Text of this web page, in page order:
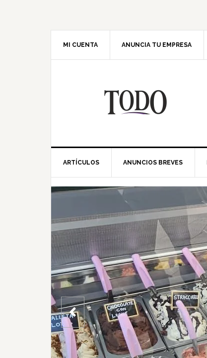
MI CUENTA ANUNCIA TU EMPRESA
ARTÍCULOS ANUNCIOS BREVES